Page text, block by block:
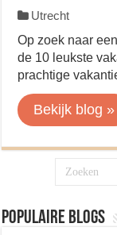
Utrecht
Op zoek naar
de 10 leukste
prachtige
Bekijk blog »
Populaire blogs